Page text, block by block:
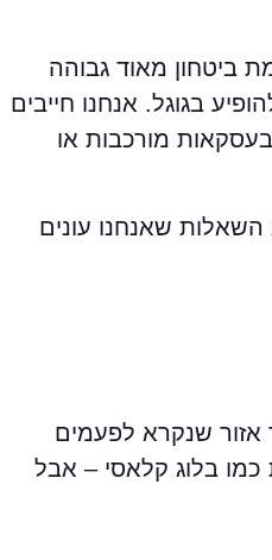
ביטחון מאוד גבוהה
בגוגל. אנחנו חייבים
מורכבות או
שאנחנו עונים
שנקרא לפעמים
כמו בלוג קלאסי – אבל